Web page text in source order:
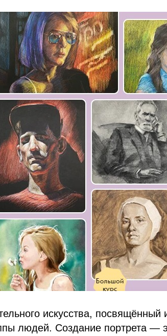
искусства, посвящённый
людей. Создание портрета —